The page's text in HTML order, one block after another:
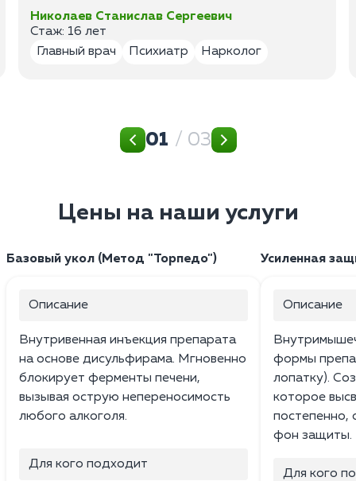
Николаев Станислав Сергеевич
Стаж: 16 лет
Главный врач
Психиатр Нарколог
01 / 03
Цены на наши услуги
Базовый укол (Метод "Торпедо")
Описание
Внутривенная инъекция препарата
на основе дисульфирама. Мгновенно
блокирует ферменты печени,
вызывая острую непереносимость
любого алкоголя.
Для кого подходит
Усиленная
Описание
формы
лопатку).
которое
постепенно,
фон защиты.
Для кого